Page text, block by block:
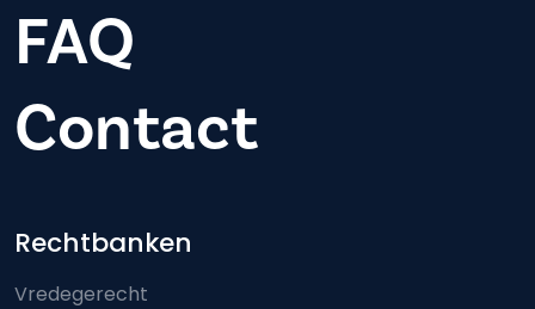
FAQ
Contact
Footer-menu
Rechtbanken
Vredegerecht